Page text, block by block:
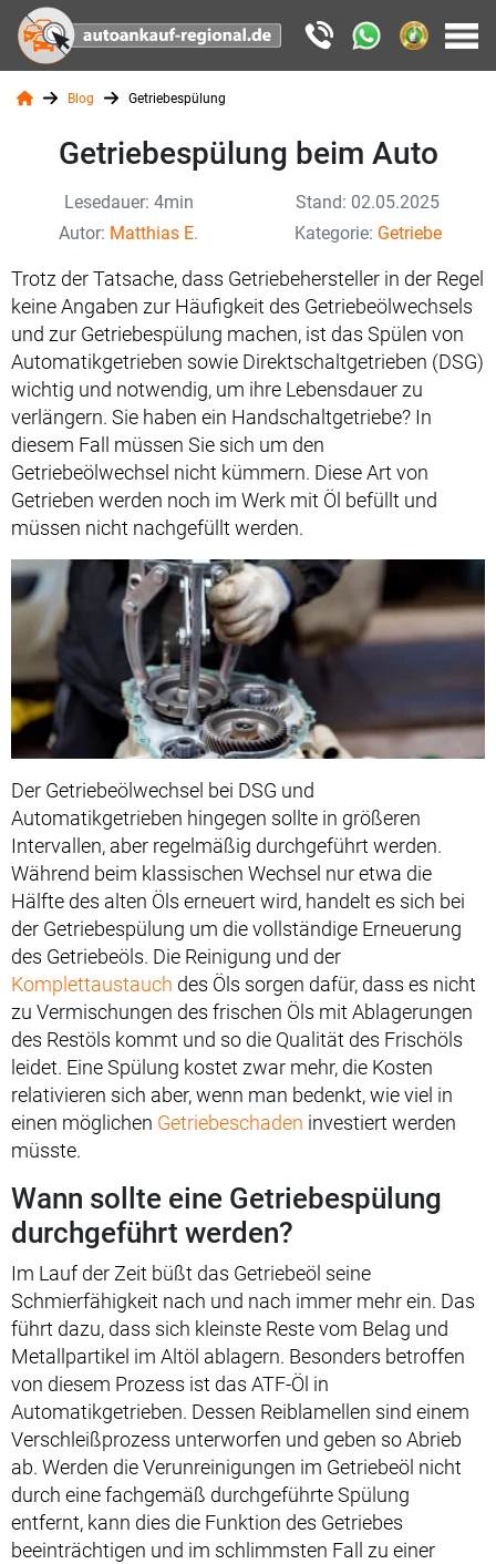
Blog Getriebespülung
Getriebespülung beim Auto
Lesedauer: 4min
Stand: 02.05.2025
Autor: Matthias E. Kategorie: Getriebe
Trotz der Tatsache, dass Getriebehersteller in der Regel
keine Angaben zur Häufigkeit des Getriebeölwechsels
und zur Getriebespülung machen, ist das Spülen von
Automatikgetrieben sowie Direktschaltgetrieben (DSG)
wichtig und notwendig, um ihre Lebensdauer zu
verlängern. Sie haben ein Handschaltgetriebe? In
diesem Fall müssen Sie sich um den
Getriebeölwechsel nicht kümmern. Diese Art von
Getrieben werden noch im Werk mit Öl befüllt und
müssen nicht nachgefüllt werden.
Der Getriebeölwechsel bei DSG und
Automatikgetrieben hingegen sollte in größeren
Intervallen, aber regelmäßig durchgeführt werden.
Während beim klassischen Wechsel nur etwa die
Hälfte des alten Öls erneuert wird, handelt es sich bei
der Getriebespülung um die vollständige Erneuerung
des Getriebeöls. Die Reinigung und der
Komplettaustauch des Öls sorgen dafür, dass es nicht
zu Vermischungen des frischen Öls mit Ablagerungen
des Restöls kommt und so die Qualität des Frischöls
leidet. Eine Spülung kostet zwar mehr, die Kosten
relativieren sich aber, wenn man bedenkt, wie viel in
einen möglichen Getriebeschaden investiert werden
müsste.
Wann sollte eine Getriebespülung
durchgeführt werden?
Im Lauf der Zeit büßt das Getriebeöl seine
Schmierfähigkeit nach und nach immer mehr ein. Das
führt dazu, dass sich kleinste Reste vom Belag und
Metallpartikel im Altöl ablagern. Besonders betroffen
von diesem Prozess ist das ATF-Öl in
Automatikgetrieben. Dessen Reiblamellen sind einem
Verschleißprozess unterworfen und geben so Abrieb
ab. Werden die Verunreinigungen im Getriebeöl nicht
durch eine fachgemäß durchgeführte Spülung
entfernt, kann dies die Funktion des Getriebes
beeinträchtigen und im schlimmsten Fall zu einer